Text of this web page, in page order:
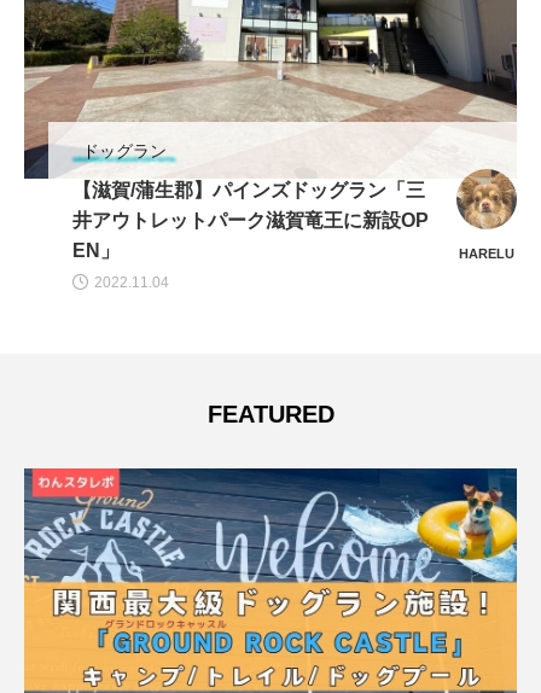
ラン
/蒲生郡】パインズドッグラン「三
トレットパーク滋賀竜王に新設OP
【和歌
ンとス
グリー
FEATURED